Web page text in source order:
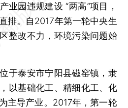
业园违规建设 “两高”项目，
排。自2017年第一轮中央生
整改不力，环境污染问题始
泰安市宁阳县磁窑镇，隶
以基础化工、精细化工、化
主导产业。2017年，第一轮